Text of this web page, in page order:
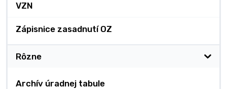
VZN
Zápisnice zasadnutí OZ
Rôzne
Archív úradnej tabule